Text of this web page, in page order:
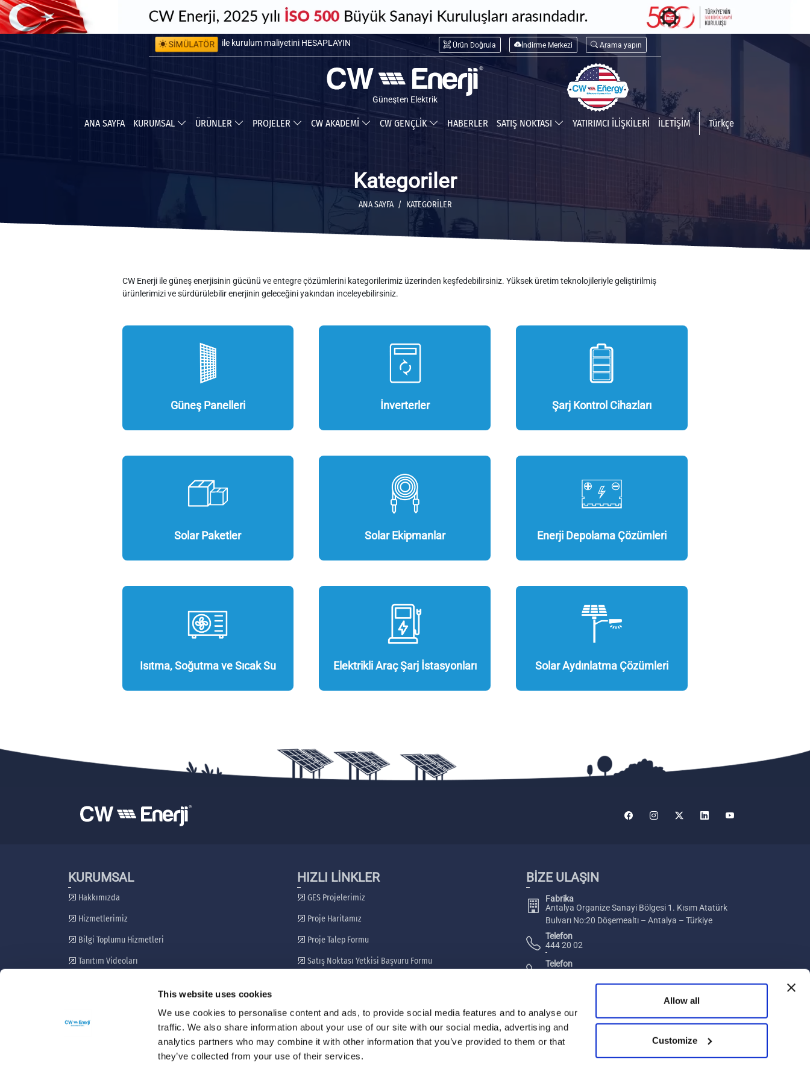
This website uses cookies
We use cookies to personalise content and ads, to provide social media features and to analyse our
traffic. We also share information about your use of our site with our social media, advertising and
analytics partners who may combine it with other information that you’ve provided to them or that
they’ve collected from your use of their services.
Allow all
Customize
SİMÜLATÖR
ile kurulum maliyetini HESAPLAYIN
ile yapabileceğiniz tasarrufu HESAPLAYIN
Ürün Doğrula İndirme Merkezi Arama yapın
Güneşten Elektrik
ANA SAYFA KURUMSAL ÜRÜNLER PROJELER CW AKADEMİ CW GENÇLİK HABERLER SATIŞ NOKTASI YATIRIMCI İLİŞKİLERİ İLETİŞİM Türkçe
Kategoriler
ANA SAYFA KATEGORILER
CW Enerji ile güneş enerjisinin gücünü ve entegre çözümlerini kategorilerimiz üzerinden keşfedebilirsiniz. Yüksek üretim teknolojileriyle geliştirilmiş
ürünlerimizi ve sürdürülebilir enerjinin geleceğini yakından inceleyebilirsiniz.
Güneş Panelleri İnverterler Şarj Kontrol Cihazları
Solar Paketler Solar Ekipmanlar Enerji Depolama Çözümleri
Isıtma, Soğutma ve Sıcak Su Elektrikli Araç Şarj İstasyonları Solar Aydınlatma Çözümleri
KURUMSAL
Hakkımızda
Hizmetlerimiz
Bilgi Toplumu Hizmetleri
Tanıtım Videoları
HIZLI LİNKLER
GES Projelerimiz
Proje Haritamız
Proje Talep Formu
Satış Noktası Yetkisi Başvuru Formu
BİZE ULAŞIN
Fabrika
Antalya Organize Sanayi Bölgesi 1. Kısım Atatürk
Bulvarı No:20 Döşemealtı – Antalya – Türkiye
Telefon
444 20 02
Telefon
+ 90 242 229 00 74
E-posta
[email protected]